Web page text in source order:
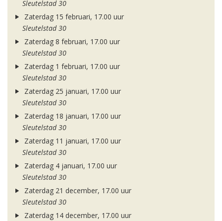
Sleutelstad 30
Zaterdag 15 februari, 17.00 uur
Sleutelstad 30
Zaterdag 8 februari, 17.00 uur
Sleutelstad 30
Zaterdag 1 februari, 17.00 uur
Sleutelstad 30
Zaterdag 25 januari, 17.00 uur
Sleutelstad 30
Zaterdag 18 januari, 17.00 uur
Sleutelstad 30
Zaterdag 11 januari, 17.00 uur
Sleutelstad 30
Zaterdag 4 januari, 17.00 uur
Sleutelstad 30
Zaterdag 21 december, 17.00 uur
Sleutelstad 30
Zaterdag 14 december, 17.00 uur